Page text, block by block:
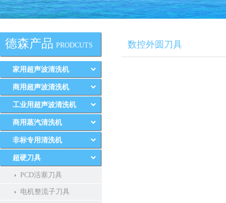
德森产品 PRODCUTS
家用超声波清洗机
商用超声波清洗机
工业用超声波清洗机
商用蒸汽清洗机
非标专用清洗机
超硬刀具
PCD活塞刀具
电机整流子刀具
数控外圆刀具